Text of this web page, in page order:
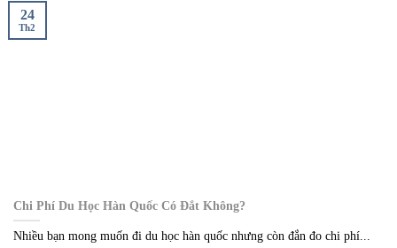
Chi Phí Du Học Hàn Quốc Có Đắt Không?
Nhiều bạn mong muốn đi du học hàn quốc nhưng còn đắn đo chi phí...
24
Th2